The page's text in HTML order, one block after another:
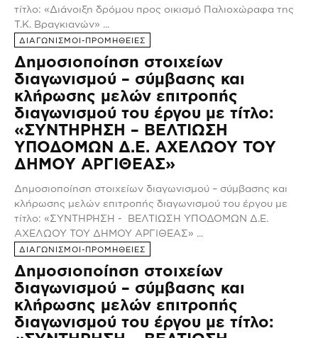
τίτλο: «Διάνοιξη δρόμου προς οικισμό Παλιοχώραφα της
Τ.Κ. Βραγκιανών» ...
ΔΙΑΓΩΝΙΣΜΟΙ-ΠΡΟΜΗΘΕΙΕΣ
Δημοσιοποίηση στοιχείων
διαγωνισμού – σύμβασης και
κλήρωσης μελών επιτροπής
διαγωνισμού του έργου με τίτλο:
«ΣΥΝΤΗΡΗΣΗ – ΒΕΛΤΙΩΣΗ
ΥΠΟΔΟΜΩΝ Δ.Ε. ΑΧΕΛΩΟΥ ΤΟΥ
ΔΗΜΟΥ ΑΡΓΙΘΕΑΣ»
Δημοσιοποίηση στοιχείων διαγωνισμού – σύμβασης και
κλήρωσης μελών επιτροπής διαγωνισμού του έργου με
τίτλο: «ΣΥΝΤΗΡΗΣΗ - ΒΕΛΤΙΩΣΗ ΥΠΟΔΟΜΩΝ Δ.Ε.
ΑΧΕΛΩΟΥ ΤΟΥ ΔΗΜΟΥ ΑΡΓΙΘΕΑΣ» ...
ΔΙΑΓΩΝΙΣΜΟΙ-ΠΡΟΜΗΘΕΙΕΣ
Δημοσιοποίηση στοιχείων
διαγωνισμού – σύμβασης και
κλήρωσης μελών επιτροπής
διαγωνισμού του έργου με τίτλο: